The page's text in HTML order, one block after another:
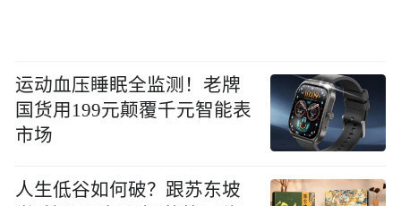
运动血压睡眠全监测！老牌
国货用199元颠覆千元智能表
市场
人生低谷如何破？跟苏东坡